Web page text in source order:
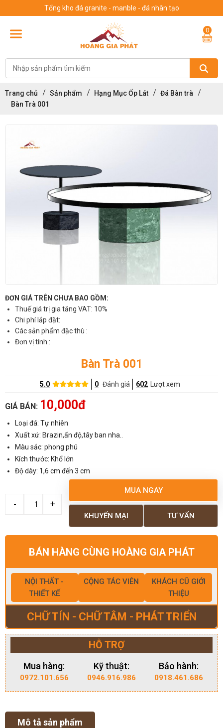
Tổng kho đá granite - manble - đá nhân tạo
0
Trang chủ Sản phẩm Hạng Mục Ốp Lát
Đá Bàn trà
Bàn Trà 001
ĐƠN GIÁ TRÊN CHƯA BAO GỒM:
Thuế giá trị gia tăng VAT: 10%
Chi phí lắp đặt:
Các sản phẩm đặc thù :
Đơn vị tính :
Bàn Trà 001
5.0 0 Đánh giá 602 Lượt xem
GIÁ BÁN: 10,000đ
Loại đá: Tự nhiên
Xuất xứ: Brazin,ấn độ,tây ban nha..
Màu sắc: phong phú
Kích thước: Khổ lớn
Độ dày: 1,6 cm đến 3 cm
MUA NGAY
TƯ VẤN
KHUYẾN MẠI
BÁN HÀNG CÙNG HOÀNG GIA PHÁT
NỘI THẤT -
THIẾT KẾ
CỘNG TÁC VIÊN
KHÁCH CŨ GIỚI
THIỆU
CHỮ TÍN - CHỮ TÂM - PHÁT TRIỂN
HỖ TRỢ
Mua hàng:
0972.101.656
Kỹ thuật:
0946.916.986
Bảo hành:
0918.461.686
Mô tả sản phẩm